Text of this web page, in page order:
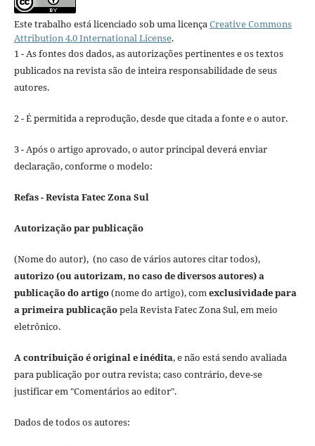
Este trabalho está licenciado sob uma licençaCreative Commons
Attribution 4.0 International License.
1 - As fontes dos dados, as autorizações pertinentes e os textos
publicados na revista são de inteira responsabilidade de seus
autores.
2 - É permitida a reprodução, desde que citada a fonte e o autor.
3 - Após o artigo aprovado, o autor principal deverá enviar
declaração, conforme o modelo:
Refas - Revista Fatec Zona Sul
Autorização par publicação
(Nome do autor), (no caso de vários autores citar todos),
autorizo (ou autorizam, no caso de diversos autores) a
publicação do artigo(nome do artigo), comexclusividade para
a primeira publicaçãopela Revista Fatec Zona Sul, em meio
eletrônico.
A contribuição é original e inédita, e não está sendo avaliada
para publicação por outra revista; caso contrário, deve-se
justificar em "Comentários ao editor".
Dados de todos os autores: